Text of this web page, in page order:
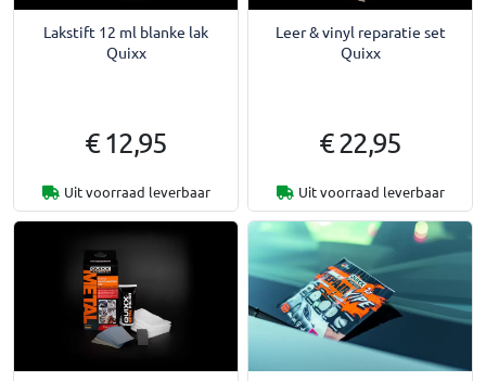
Lakstift 12 ml blanke lak
Quixx
€ 12,95
Uit voorraad leverbaar
Leer & vinyl reparatie set
Quixx
€ 22,95
Uit voorraad leverbaar